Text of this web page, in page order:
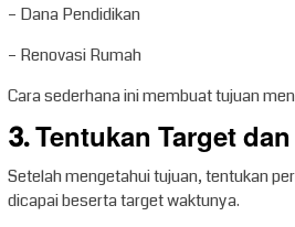
– Dana Pendidikan
– Renovasi Rumah
Cara sederhana ini membuat tujuan
3. Tentukan Target
Setelah mengetahui tujuan, tentukan
dicapai beserta target waktunya.